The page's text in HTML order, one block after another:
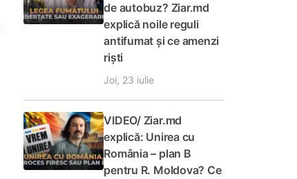
de autobuz? Ziar.md
explică noile reguli
antifumat și ce amenzi
riști
Joi, 23 iulie
VIDEO/ Ziar.md
explică: Unirea cu
România – plan B
pentru R. Moldova? Ce